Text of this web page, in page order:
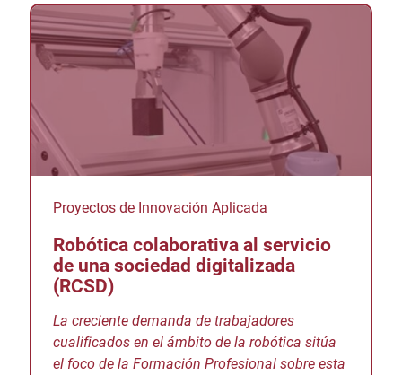
Proyectos de Innovación Aplicada
Robótica colaborativa al servicio
de una sociedad digitalizada
(RCSD)
La creciente demanda de trabajadores
cualificados en el ámbito de la robótica sitúa
el foco de la Formación Profesional sobre esta